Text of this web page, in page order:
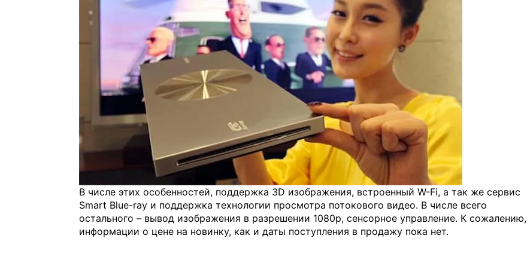
В числе этих особенностей, поддержка 3D изображения, встроенный W-Fi, а так же сервис
Smart Blue-ray и поддержка технологии просмотра потокового видео. В числе всего
остального – вывод изображения в разрешении 1080p, сенсорное управление. К сожалению,
информации о цене на новинку, как и даты поступления в продажу пока нет.